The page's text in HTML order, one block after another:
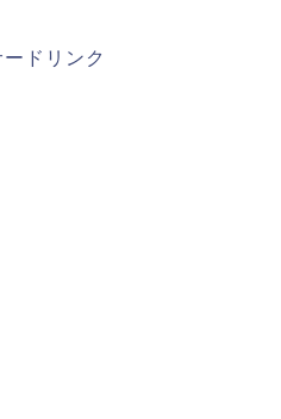
ドリンク